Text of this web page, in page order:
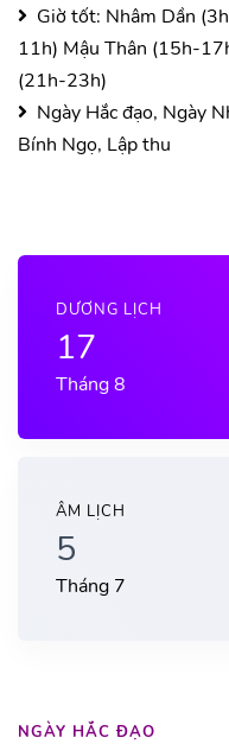
Giờ tốt: Nhâm Dần
11h) Mậu Thân (15h-
(21h-23h)
Ngày Hắc đạo, Ngày
Bính Ngọ, Lập thu
DƯƠNG LỊCH
17
Tháng 8
ÂM LỊCH
5
Tháng 7
NGÀY HẮC ĐẠO